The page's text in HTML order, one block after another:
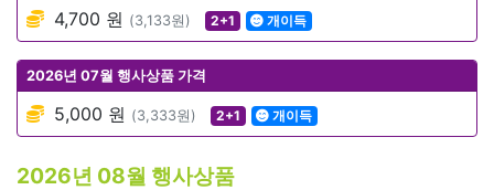
4,700 원 (3,133원) 2+1 개이득
2026년 07월 행사상품 가격
5,000 원 (3,333원) 2+1 개이득
2026년 08월 행사상품